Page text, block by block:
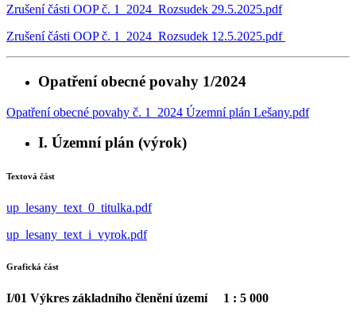
Zrušení části OOP č. 1_2024_Rozsudek 29.5.2025.pdf
Zrušení části OOP č. 1_2024_Rozsudek 12.5.2025.pdf
Opatření obecné povahy 1/2024
Opatření obecné povahy č. 1_2024 Územní plán Lešany.pdf
I. Územní plán (výrok)
Textová část
up_lesany_text_0_titulka.pdf
up_lesany_text_i_vyrok.pdf
Grafická část
I/01 Výkres základního členění území 1 : 5 000